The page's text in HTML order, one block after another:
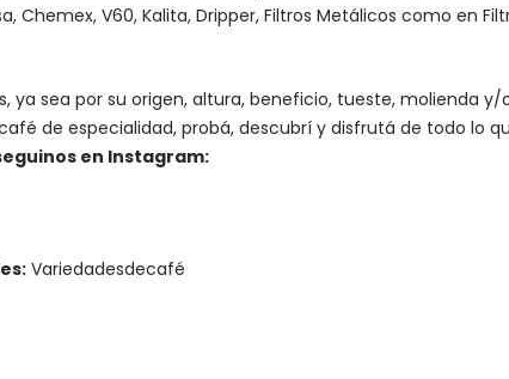
, Chemex, V60, Kalita, Dripper, Filtros Metálicos como en
, ya sea por su origen, altura, beneficio, tueste, molienda
de especialidad, probá, descubrí y disfrutá de todo lo
en Instagram:
Variedadesdecafé